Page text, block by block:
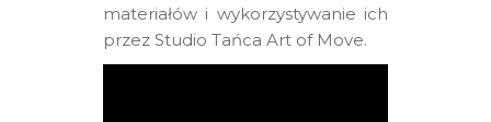
materiałów i wykorzystywanie ich
przez Studio Tańca Art of Move.